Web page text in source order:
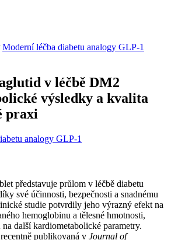
Moderní léčba diabetu analogy GLP-1
v léčbě DM2
výsledky a kvalita
praxi
analogy GLP-1
představuje průlom v léčbě diabetu
své účinnosti, bezpečnosti a snadnému
studie potvrdily jeho výrazný efekt na
hemoglobinu a tělesné hmotnosti,
další kardiometabolické parametry.
publikovaná v Journal of